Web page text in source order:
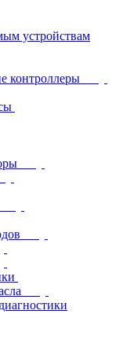
устройствам
контроллеры